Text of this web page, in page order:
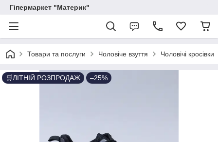
Гіпермаркет "Материк"
Товари та послуги Чоловіче взуття Чоловічі кросівки
🛒ЛІТНІЙ РОЗПРОДАЖ –25%